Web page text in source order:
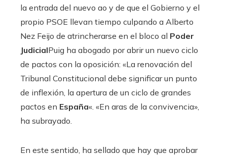
la entrada del nuevo ao y de que el Gobierno y el
propio PSOE llevan tiempo culpando a Alberto
Nez Feijo de atrincherarse en el bloco al Poder
JudicialPuig ha abogado por abrir un nuevo ciclo
de pactos con la oposición: «La renovación del
Tribunal Constitucional debe significar un punto
de inflexión, la apertura de un ciclo de grandes
pactos en España«. «En aras de la convivencia»,
ha subrayado.
En este sentido, ha sellado que hay que aprobar